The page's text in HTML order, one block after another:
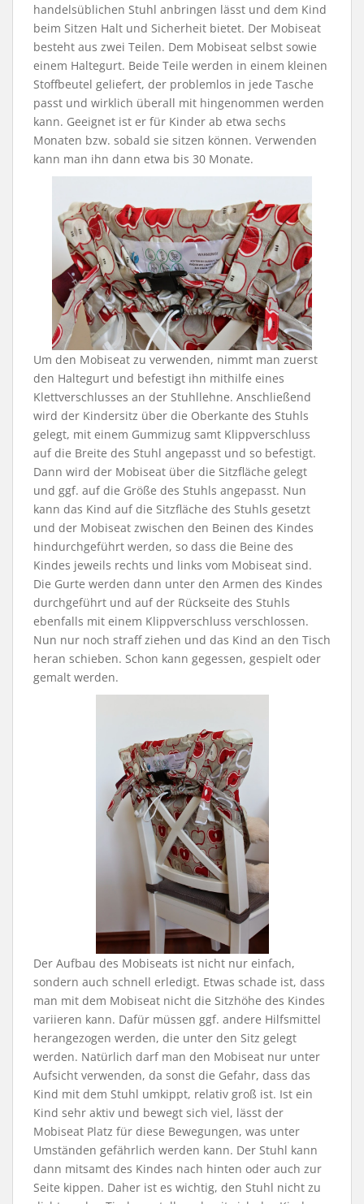
handelsüblichen Stuhl anbringen lässt und dem Kind
beim Sitzen Halt und Sicherheit bietet. Der Mobiseat
besteht aus zwei Teilen. Dem Mobiseat selbst sowie
einem Haltegurt. Beide Teile werden in einem kleinen
Stoffbeutel geliefert, der problemlos in jede Tasche
passt und wirklich überall mit hingenommen werden
kann. Geeignet ist er für Kinder ab etwa sechs
Monaten bzw. sobald sie sitzen können. Verwenden
kann man ihn dann etwa bis 30 Monate.
Um den Mobiseat zu verwenden, nimmt man zuerst
den Haltegurt und befestigt ihn mithilfe eines
Klettverschlusses an der Stuhllehne. Anschließend
wird der Kindersitz über die Oberkante des Stuhls
gelegt, mit einem Gummizug samt Klippverschluss
auf die Breite des Stuhl angepasst und so befestigt.
Dann wird der Mobiseat über die Sitzfläche gelegt
und ggf. auf die Größe des Stuhls angepasst. Nun
kann das Kind auf die Sitzfläche des Stuhls gesetzt
und der Mobiseat zwischen den Beinen des Kindes
hindurchgeführt werden, so dass die Beine des
Kindes jeweils rechts und links vom Mobiseat sind.
Die Gurte werden dann unter den Armen des Kindes
durchgeführt und auf der Rückseite des Stuhls
ebenfalls mit einem Klippverschluss verschlossen.
Nun nur noch straff ziehen und das Kind an den Tisch
heran schieben. Schon kann gegessen, gespielt oder
gemalt werden.
Der Aufbau des Mobiseats ist nicht nur einfach,
sondern auch schnell erledigt. Etwas schade ist, dass
man mit dem Mobiseat nicht die Sitzhöhe des Kindes
variieren kann. Dafür müssen ggf. andere Hilfsmittel
herangezogen werden, die unter den Sitz gelegt
werden. Natürlich darf man den Mobiseat nur unter
Aufsicht verwenden, da sonst die Gefahr, dass das
Kind mit dem Stuhl umkippt, relativ groß ist. Ist ein
Kind sehr aktiv und bewegt sich viel, lässt der
Mobiseat Platz für diese Bewegungen, was unter
Umständen gefährlich werden kann. Der Stuhl kann
dann mitsamt des Kindes nach hinten oder auch zur
Seite kippen. Daher ist es wichtig, den Stuhl nicht zu